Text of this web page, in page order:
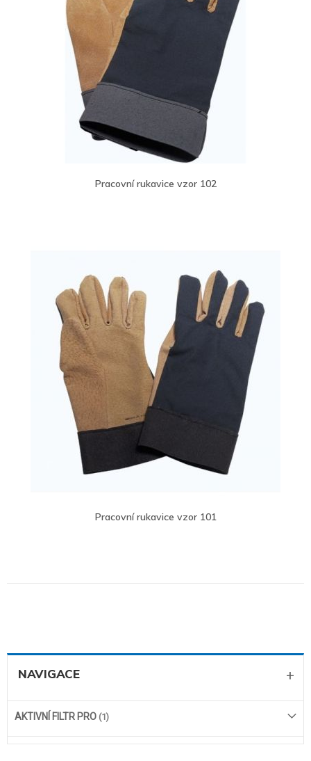
Pracovní rukavice vzor 102
Pracovní rukavice vzor 101
NAVIGACE
AKTIVNÍ FILTR PRO